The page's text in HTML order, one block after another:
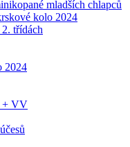
mladších chlapců
kolo 2024
třídách
2024
+ VV